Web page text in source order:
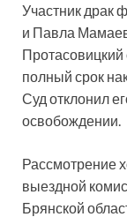
Участник драк
и Павла
Протасовицкий
полный срок
Суд отклонил
освобождении.
Рассмотрение
выездной
Брянской